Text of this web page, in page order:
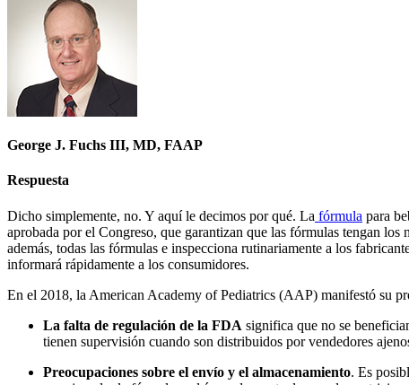
George J. Fuchs III, MD, FAAP
Respuesta
​Dicho simplemente, no. Y aquí le decimos por qué. La fórmula para
aprobada por el Congreso, que garantizan que las fórmulas tengan
además, todas las fórmulas e inspecciona rutinariamente a los
informará rápidamente a los consumidores.
En el 2018, la American Academy of Pediatrics (AAP) manifestó su
La falta de regulación de la FDA significa que no se
tienen supervisión cuando son distribuidos por vendedores
Preocupaciones sobre el envío y el almacenamiento. Es